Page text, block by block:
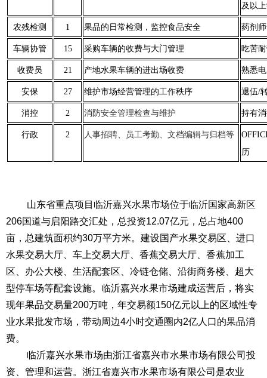
及以
农残检测 1 果品的日常检测，监控食品安全 药剂
车辆协管 15 采购车辆的收费与大门管理 吃苦
收费员 21 产地水果车辆的进出场收费 熟悉
安保 27 维护市场经营管理的工作秩序 退伍/
消控 2 消防安全管理检查与维护 持有
行政 2 人事招聘、员工考勤、文档编辑与归档等
历
山东省重点项目临沂嘉兴水果市场位于临沂国家高新区
206国道与启阳路交汇处，总投资12.07亿元，总占地400
亩，总建筑面积约30万平方米。建设国产水果交易区、进口
水果交易大厅、车上交易大厅、香蕉交易大厅、香蕉加工
区、办公大楼、生活配套区、冷链仓储、沿街商务楼、超大
型停车场等配套设施。 临沂嘉兴水果市场建成运营后，将实
现年果品交易量200万吨，年交易额150亿元以上的区域性专
业水果批发市场，带动周边4小时交通圈内2亿人口的果品消
费。
临沂嘉兴水果市场由浙江省嘉兴市水果市场有限公司投
资、管理和运营。浙江省嘉兴市水果市场有限公司是农业